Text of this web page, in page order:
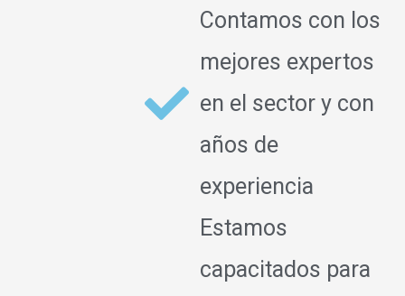
Contamos con los
mejores expertos
en el sector y con
años de
experiencia
Estamos
capacitados para